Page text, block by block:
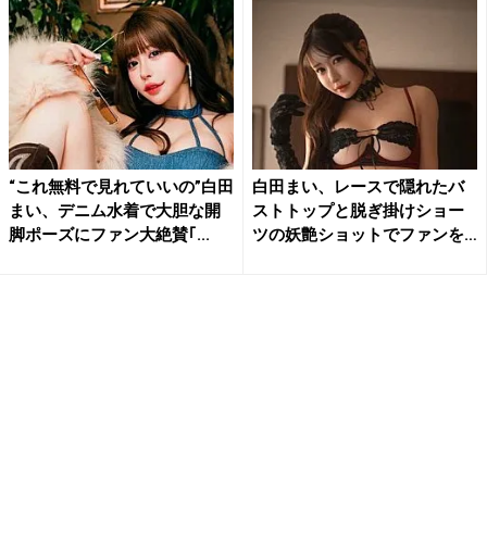
“これ無料で見れていいの”白田
まい、デニム水着で大胆な開
脚ポーズにファン大絶賛｢...
白田まい、レースで隠れたバ
ストトップと脱ぎ掛けショー
ツの妖艶ショットでファンを